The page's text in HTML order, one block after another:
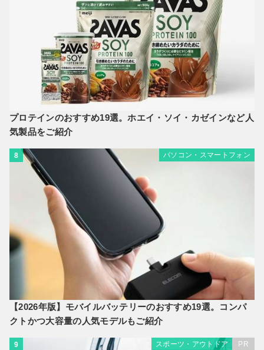
プロテインのおすすめ19選。ホエイ・ソイ・カゼインなど人
気製品をご紹介
8 パソコン・スマートフォン
【2026年版】モバイルバッテリーのおすすめ19選。コンパ
クトかつ大容量の人気モデルもご紹介
9 スポーツ・アウトドア PR